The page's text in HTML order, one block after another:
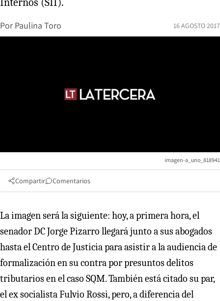
Por Paulina Toro 16 AGOSTO 2017
imagen-a_uno_818941
Compartir Comentarios
La imagen será la siguiente: hoy, a primera hora, el
senador DC Jorge Pizarro llegará junto a sus abogados
hasta el Centro de Justicia para asistir a la audiencia de
formalización en su contra por presuntos delitos
tributarios en el caso SQM. También está citado su par,
el ex socialista Fulvio Rossi, pero, a diferencia del